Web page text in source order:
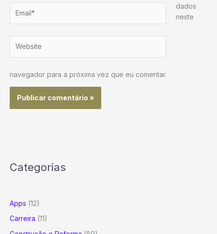
dados
neste
navegador para a próxima vez que eu comentar.
Categorias
Apps (12)
Carreira (11)